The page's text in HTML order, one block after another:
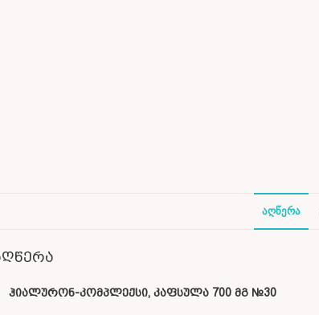
ᲐᲦᲬᲔᲠᲐ
ჰიალურონ-კომპლექსი, კაფსულა 700 მგ №30